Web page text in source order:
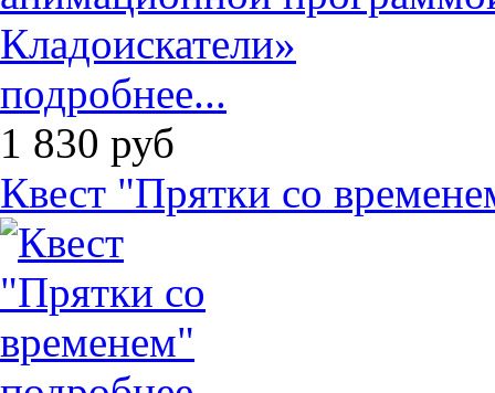
подробнее...
1 830 руб
Квест "Прятки со